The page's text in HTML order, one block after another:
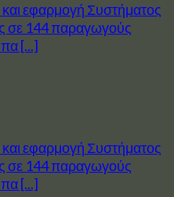
εφαρμογή Συστήματος
σε 144 παραγωγούς
[...]
εφαρμογή Συστήματος
σε 144 παραγωγούς
[...]